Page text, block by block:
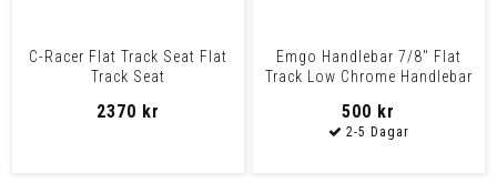
C-Racer Flat Track Seat Flat
Track Seat
2370 kr
Emgo Handlebar 7/8" Flat
Track Low Chrome Handlebar
500 kr